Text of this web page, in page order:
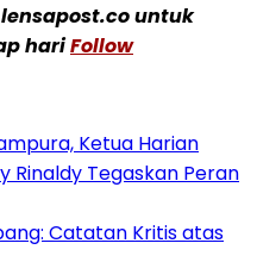
untuk
hariFollow
Ketua Harian
Rinaldy Tegaskan Peran
Catatan Kritis atas